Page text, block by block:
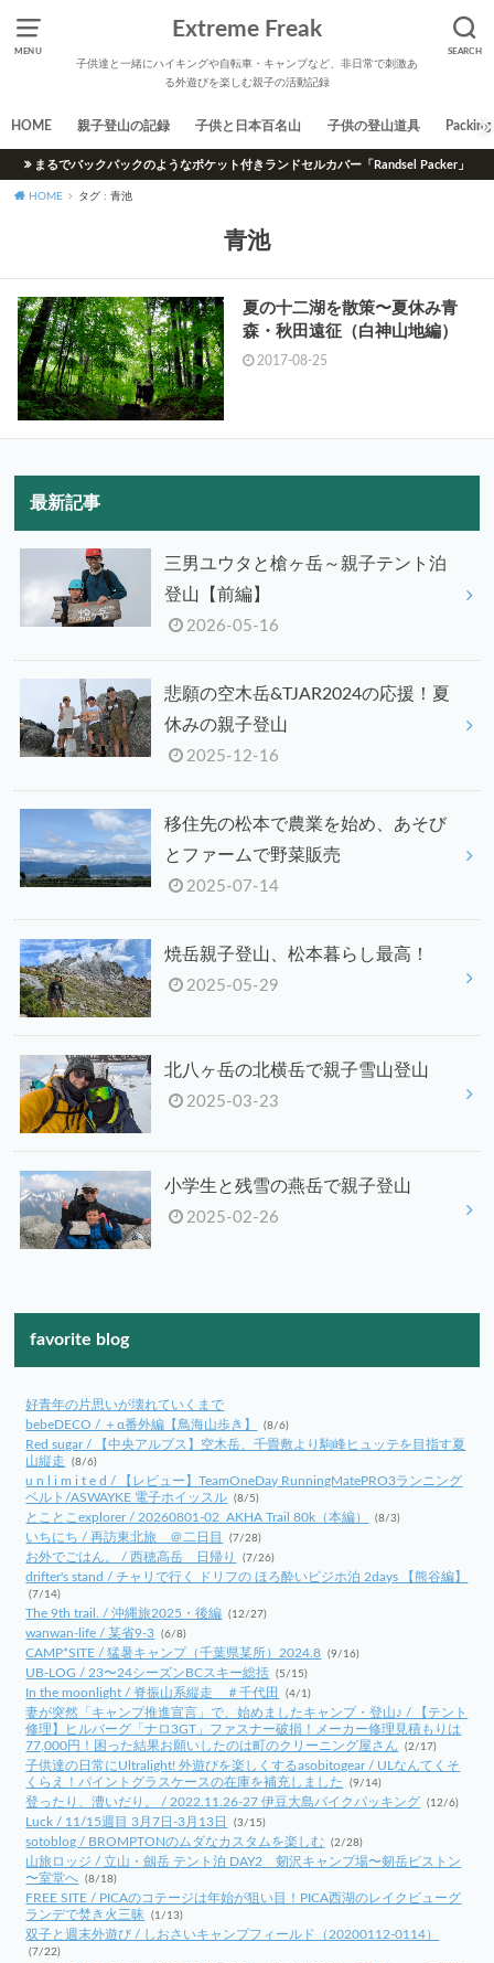
MENU SEARCH
Extreme Freak
子供達と一緒にハイキングや自転車・キャンプなど、非日常で刺激あ
る外遊びを楽しむ親子の活動記録
HOME 親子登山の記録 子供と日本百名山 子供の登山道具 Packing
まるでバックパックのようなポケット付きランドセルカバー「Randsel Packer」
HOME タグ : 青池
青池
夏の十二湖を散策〜夏休み青
森・秋田遠征（白神山地編）
2017-08-25
最新記事
三男ユウタと槍ヶ岳～親子テント泊
登山【前編】
2026-05-16
悲願の空木岳&TJAR2024の応援！夏
休みの親子登山
2025-12-16
移住先の松本で農業を始め、あそび
とファームで野菜販売
2025-07-14
焼岳親子登山、松本暮らし最高！
2025-05-29
北八ヶ岳の北横岳で親子雪山登山
2025-03-23
小学生と残雪の燕岳で親子登山
2025-02-26
favorite blog
好青年の片思いが壊れていくまで
bebeDECO / ＋α番外編【鳥海山歩き】
(8/6)
Red sugar / 【中央アルプス】空木岳、千畳敷より駒峰ヒュッテを目指す夏
山縦走
(8/6)
u n l i m i t e d / 【レビュー】TeamOneDay RunningMatePRO3ランニング
ベルト/ASWAYKE 電子ホイッスル (8/5)
とことこexplorer / 20260801-02_AKHA Trail 80k（本編） (8/3)
いちにち / 再訪東北旅 ＠二日目 (7/28)
お外でごはん。 / 西穂高岳 日帰り (7/26)
drifter's stand / チャリで行く ドリフの ほろ酔いビジホ泊 2days 【熊谷編】
(7/14)
The 9th trail. / 沖縄旅2025・後編 (12/27)
wanwan-life / 某省9-3 (6/8)
CAMP*SITE / 猛暑キャンプ（千葉県某所）2024.8 (9/16)
UB-LOG / 23〜24シーズンBCスキー総括 (5/15)
In the moonlight / 脊振山系縦走 ＃千代田 (4/1)
妻が突然「キャンプ推進宣言」で、始めましたキャンプ・登山♪ / 【テント
修理】ヒルバーグ「ナロ3GT」ファスナー破損！メーカー修理見積もりは
77,000円！困った結果お願いしたのは町のクリーニング屋さん
(2/17)
子供達の日常にUltralight! 外遊びを楽しくするasobitogear / ULなんてくそ
くらえ！パイントグラスケースの在庫を補充しました
(9/14)
登ったり、漕いだり。 / 2022.11.26-27 伊豆大島バイクパッキング (12/6)
Luck / 11/15週目 3月7日-3月13日 (3/15)
sotoblog / BROMPTONのムダなカスタムを楽しむ (2/28)
山旅ロッジ / 立山・劔岳 テント泊 DAY2 剱沢キャンプ場〜剱岳ピストン
〜室堂へ (8/18)
FREE SITE / PICAのコテージは年始が狙い目！PICA西湖のレイクビューグ
ランデで焚き火三昧
(1/13)
双子と週末外遊び / しおさいキャンプフィールド（20200112-0114）
(7/22)